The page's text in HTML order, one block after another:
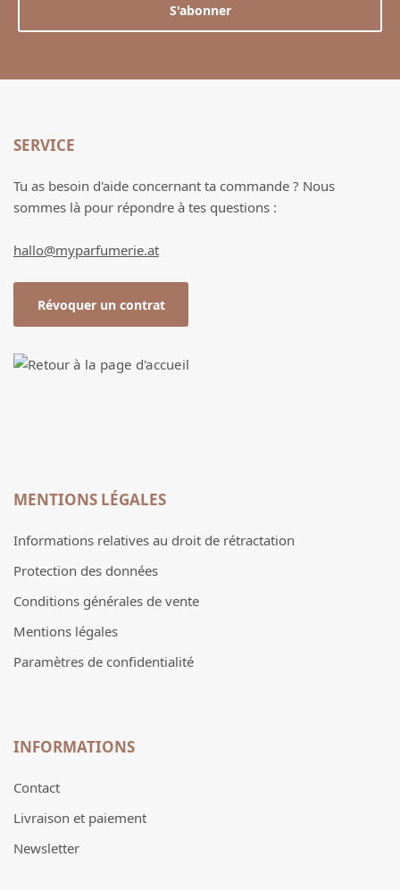
S'abonner
SERVICE
Tu as besoin d'aide concernant ta commande ? Nous
sommes là pour répondre à tes questions :
hallo@myparfumerie.at
Révoquer un contrat
MENTIONS LÉGALES
Informations relatives au droit de rétractation
Protection des données
Conditions générales de vente
Mentions légales
Paramètres de confidentialité
INFORMATIONS
Contact
Livraison et paiement
Newsletter